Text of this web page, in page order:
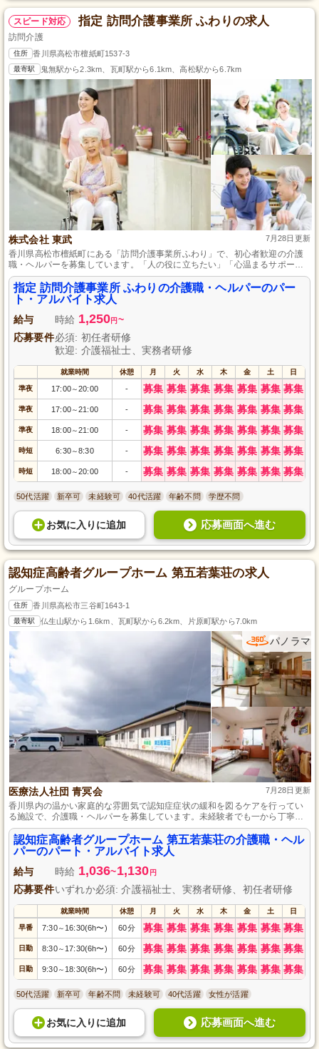
スピード対応 指定 訪問介護事業所 ふわりの求人
訪問介護
住所 香川県高松市檀紙町1537-3
最寄駅 鬼無駅から2.3km、瓦町駅から6.1km、高松駅から6.7km
株式会社 東武 7月28日更新
香川県高松市檀紙町にある「訪問介護事業所ふわり」で、初心者歓迎の介護
職・ヘルパーを募集しています。「人の役に立ちたい」「心温まるサポート
を提供したい」という想いを持っている方に最適な職場環境です。株式会社
東武が運営し、未経験からスタートしたスタッフも多数活躍中です。初任者
研修をお持ちなら実務経験は不問。勤務形態は柔軟で、家庭の事情に合わせ
て調整が可能です。ご応募を心よりお待ちしております。
指定 訪問介護事業所 ふわりの介護職・ヘルパーのパー
ト・アルバイト求人
給与 時給 1,250円 ~
応募要件必須: 初任者研修
歓迎: 介護福祉士、実務者研修
就業時間 休憩 月 火 水 木 金 土 日
準夜 17:00～20:00 - 募集 募集 募集 募集 募集 募集 募集
準夜 17:00～21:00 - 募集 募集 募集 募集 募集 募集 募集
準夜 18:00～21:00 - 募集 募集 募集 募集 募集 募集 募集
時短 6:30～8:30 - 募集 募集 募集 募集 募集 募集 募集
時短 18:00～20:00 - 募集 募集 募集 募集 募集 募集 募集
50代活躍 新卒可 未経験可 40代活躍 年齢不問 学歴不問
お気に入り に追加 応募画面へ進む
認知症高齢者グループホーム 第五若葉荘の求人
グループホーム
住所 香川県高松市三谷町1643-1
最寄駅 仏生山駅から1.6km、瓦町駅から6.2km、片原町駅から7.0km
パノラマ
医療法人社団 青冥会 7月28日更新
香川県内の温かい家庭的な雰囲気で認知症症状の緩和を図るケアを行ってい
る施設で、介護職・ヘルパーを募集しています。未経験者でも一から丁寧に
指導しますので、安心してスキルアップが目指せます。勤務日数や時間は相
談可能で、育児休暇も取得できるため、仕事と育児の両立を支援していま
す。
認知症高齢者グループホーム 第五若葉荘の介護職・ヘル
パーのパート・アルバイト求人
給与 時給 1,036~1,130 円
応募要件いずれか必須: 介護福祉士、実務者研修、初任者研修
就業時間 休憩 月 火 水 木 金 土 日
早番 7:30～ 16:30(6h〜) 60分 募集 募集 募集 募集 募集 募集 募集
日勤 8:30～ 17:30(6h〜) 60分 募集 募集 募集 募集 募集 募集 募集
日勤 9:30～ 18:30(6h〜) 60分 募集 募集 募集 募集 募集 募集 募集
50代活躍 新卒可 年齢不問 未経験可 40代活躍 女性が活躍
お気に入り に追加 応募画面へ進む